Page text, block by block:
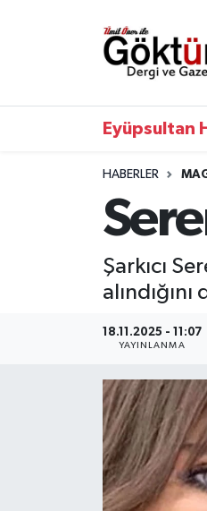
Eyüpsultan
HABERLER
Şarkıcı
18.11.2025 - 11:07
YAYINLANMA
Anne Çocuk
EKONOMİ
GÖKTÜRK
GÜNDEM
KEMERBURGAZ
KÜLTÜR - SANAT
Eyüpsultan Hava
Tüm Manşetler
Haber Arşivi